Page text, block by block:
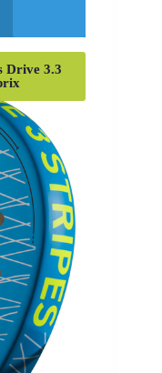
Drive 3.3